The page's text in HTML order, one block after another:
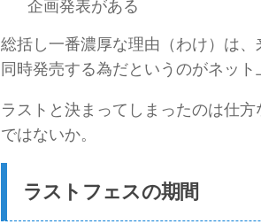
企画発表がある
総括し一番濃厚な理由（わけ）は
同時発売する為だというのがネット
ラストと決まってしまったのは仕
ではないか。
ラストフェスの期間